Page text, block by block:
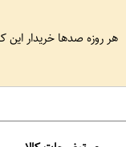
هر روزه صدها خریدار این